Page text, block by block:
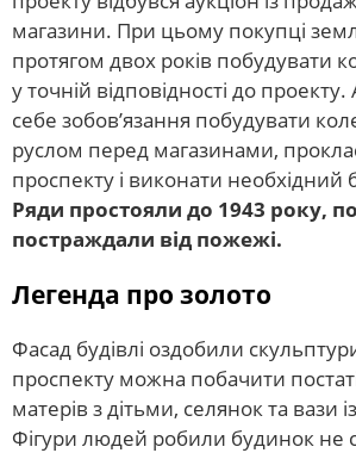
магазини. При цьому покупці
протягом двох років побудувати
у точній відповідності до
себе зобов’язання побудувати
руслом перед магазинами,
проспекту і виконати необхідний
Ряди простояли до 1943 року,
постраждали від пожежі.
Легенда про золото
Фасад будівлі оздобили
проспекту можна побачити
матерів з дітьми, селянок та вази
Фігури людей робили будинок не